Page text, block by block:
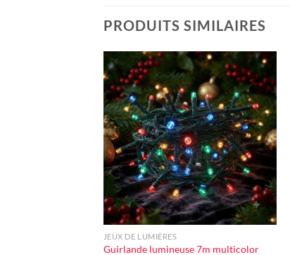
PRODUITS SIMILAIRES
Ajouter
à la liste
d'envie
+
JEUX DE LUMIÈRES
Guirlande lumineuse 7m multicolor